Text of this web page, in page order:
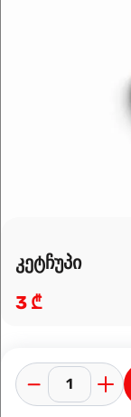
|
კეტჩუპი
3 ₾